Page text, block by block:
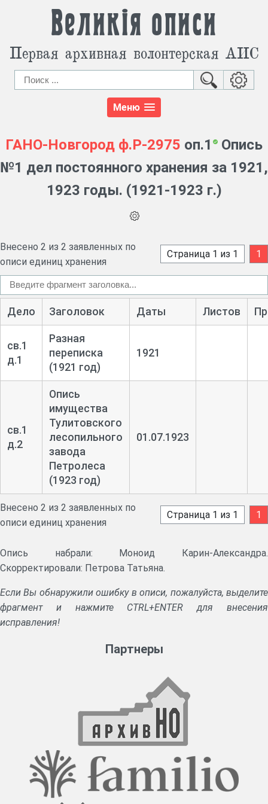
Великія описи
Первая архивная волонтерская АИС
Меню
ГАНО-Новгород ф.Р-2975 оп.1
Опись
№1 дел постоянного хранения за 1921,
1923 годы. (1921-1923 г.)
Внесено 2 из 2 заявленных по
описи единиц хранения
Страница 1 из 1 1
Дело Заголовок Даты Листов
св.1
д.1
Разная
переписка
(1921 год)
1921
св.1
д.2
Опись
имущества
Тулитовского
лесопильного
завода
Петролеса
(1923 год)
01.07.1923
Внесено 2 из 2 заявленных по
описи единиц хранения
Страница 1 из 1 1
Опись набрали: Моноид Карин-Александра.
Скорректировали: Петрова Татьяна.
Если Вы обнаружили ошибку в описи, пожалуйста, выделите
фрагмент и нажмите CTRL+ENTER для внесения
исправления!
Партнеры